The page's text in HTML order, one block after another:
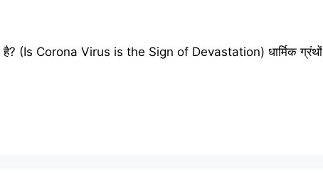
है? (Is Corona Virus is the Sign of Devastation) धार्मिक ग्रंथों